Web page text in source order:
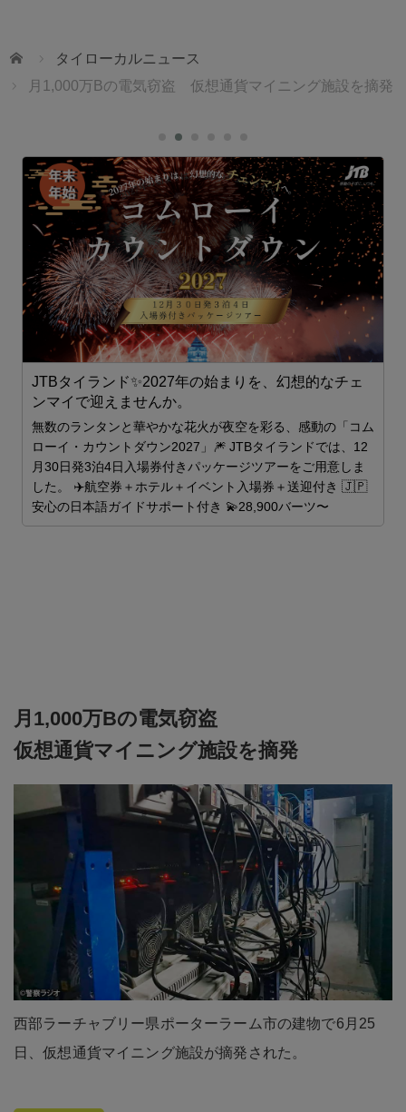
ホーム
タイローカルニュース
月1,000万Bの電気窃盗 仮想通貨マイニング施設を摘発
JTBタイランド✨2027年の始まりを、幻想的なチェ
ンマイで迎えませんか。
無数のランタンと華やかな花火が夜空を彩る、感動の「コム
ローイ・カウントダウン2027」🎆 JTBタイランドでは、12
月30日発3泊4日入場券付きパッケージツアーをご用意しま
した。 ✈️航空券＋ホテル＋イベント入場券＋送迎付き 🇯🇵
安心の日本語ガイドサポート付き 💫28,900バーツ〜
月1,000万Bの電気窃盗
仮想通貨マイニング施設を摘発
西部ラーチャブリー県ポーターラーム市の建物で6月25
日、仮想通貨マイニング施設が摘発された。